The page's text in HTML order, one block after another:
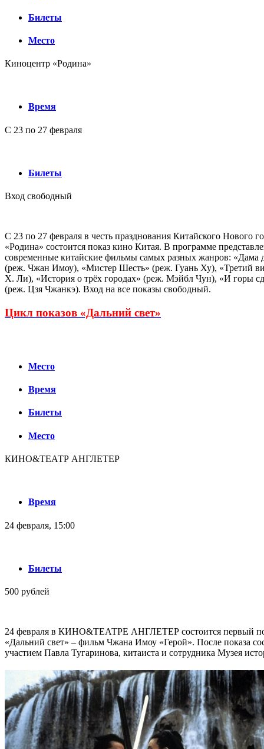
Билеты
Место
Киноцентр «Родина»
Время
С 23 по 27 февраля
Билеты
Вход свободный
С 23 по 27 февраля в честь празднования Китайского Нового
«Родина» состоится показ кино Китая. В программе
современные китайские фильмы самых разных жанров: «Дама
(реж. Чжан Имоу), «Мистер Шесть» (реж. Гуань Ху), «Третий
Х. Ли), «История о трёх городах» (реж. Мэйбл Чун), «И горы
(реж. Цзя Чжанкэ). Вход на все показы свободный.
Цикл показов «Дальний свет»
Место
Время
Билеты
Место
КИНО&ТЕАТР АНГЛЕТЕР
Время
24 февраля, 15:00
Билеты
500 рублей
24 февраля в КИНО&ТЕАТРЕ АНГЛЕТЕР состоится первый
«Дальний свет» – фильм Чжана Имоу «Герой». После показа
участием Павла Тугаринова, китаиста и сотрудника Музея